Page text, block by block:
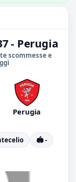
- Perugia
scommesse e
Perugia
🏟️ -